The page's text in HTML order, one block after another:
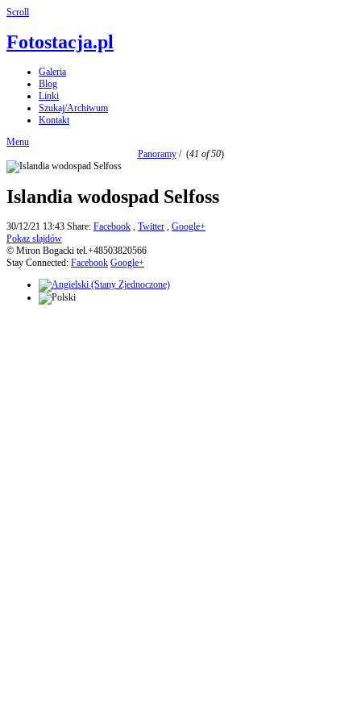
Scroll
Fotostacja.pl
Galeria
Blog
Linki
Szukaj/Archiwum
Kontakt
Menu
Panoramy/ (41 of 50)
Islandia wodospad Selfoss
30/12/21 13:43 Share: Facebook , Twitter , Google+
Pokaz slajdów
© Miron Bogacki tel.+48503820566
Stay Connected: Facebook Google+